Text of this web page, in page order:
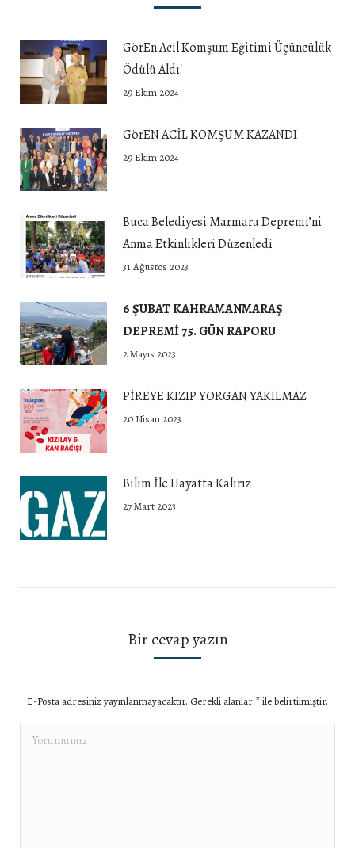
GörEn Acil Komşum Eğitimi Üçüncülük
Ödülü Aldı!
29 Ekim 2024
GörEN ACİL KOMŞUM KAZANDI
29 Ekim 2024
Buca Belediyesi Marmara Depremi’ni
Anma Etkinlikleri Düzenledi
31 Ağustos 2023
6 ŞUBAT KAHRAMANMARAŞ
DEPREMİ 75. GÜN RAPORU
2 Mayıs 2023
PİREYE KIZIP YORGAN YAKILMAZ
20 Nisan 2023
Bilim İle Hayatta Kalırız
27 Mart 2023
Bir cevap yazın
E-Posta adresiniz yayınlanmayacaktır. Gerekli alanlar *ile belirtilmiştir.
Yorumunuz